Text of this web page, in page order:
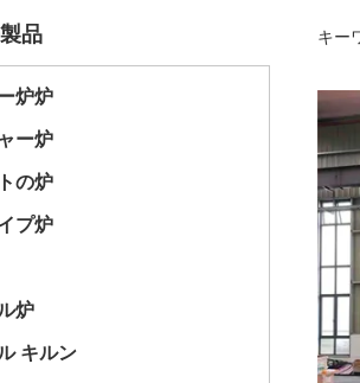
品
炉炉
ー炉
の炉
プ炉
炉
キルン
キー